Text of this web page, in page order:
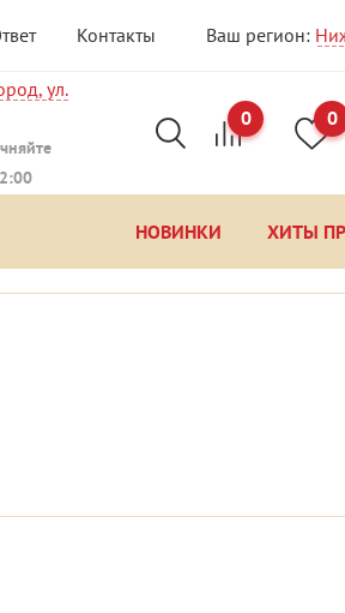
Контакты Ваш регион:
ул.
0 0
НОВИНКИ ХИТЫ